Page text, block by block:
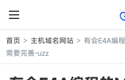
首页 > 主机域名网站 > 有会E4A编
需要完善-uzz